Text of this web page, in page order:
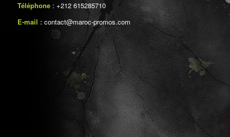
Téléphone : +212 615285710
E-mail : contact@maroc-promos.com